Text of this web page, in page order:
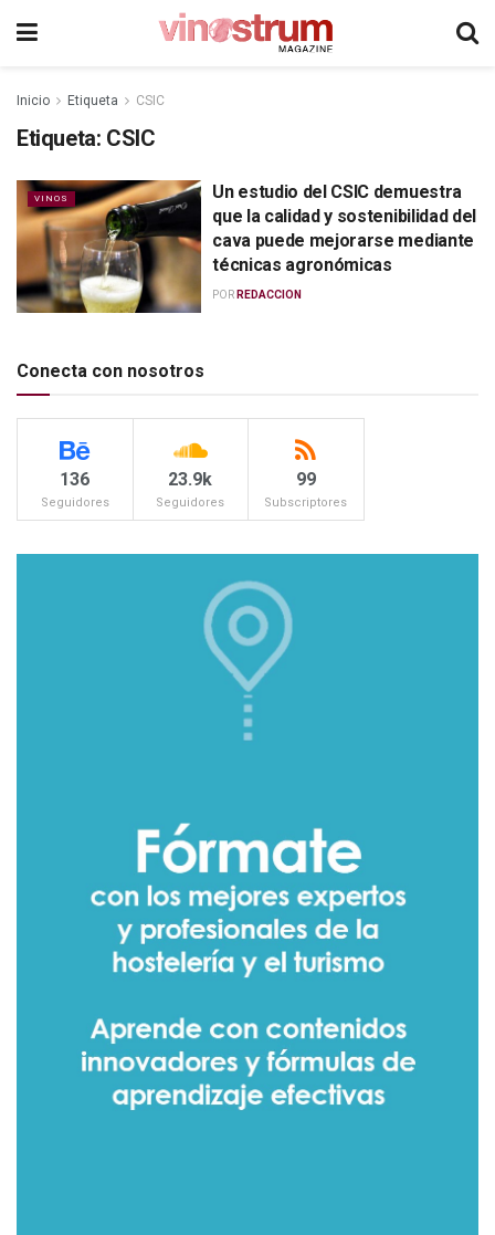
Inicio Etiqueta CSIC
Etiqueta: CSIC
VINOS
Un estudio del CSIC demuestra
que la calidad y sostenibilidad del
cava puede mejorarse mediante
técnicas agronómicas
POR REDACCION
Conecta con nosotros
136
Seguidores
23.9k
Seguidores
99
Subscriptores